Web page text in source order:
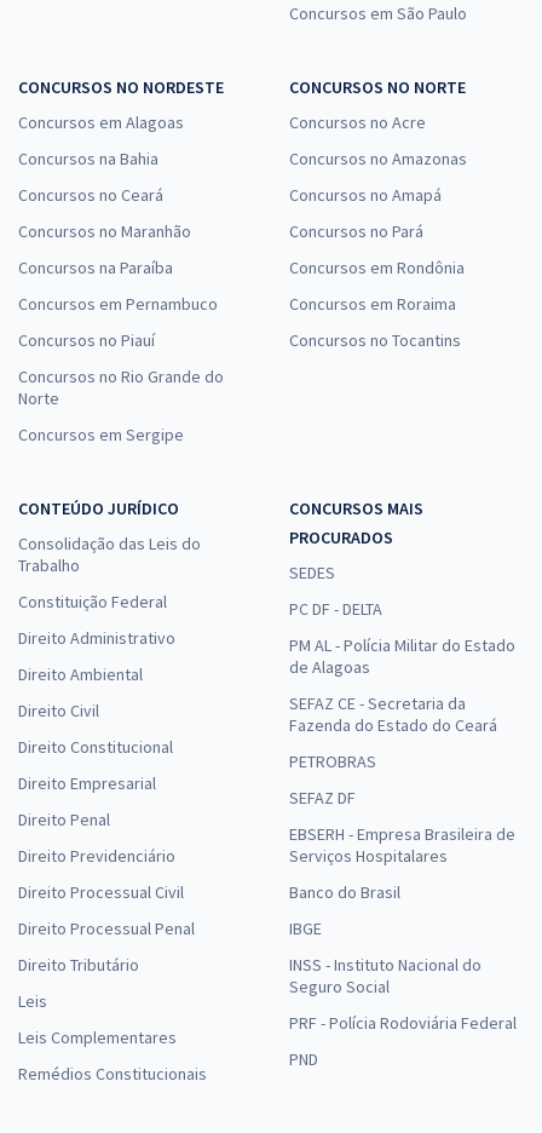
Concursos em São Paulo
CONCURSOS NO NORDESTE
Concursos em Alagoas
Concursos na Bahia
Concursos no Ceará
Concursos no Maranhão
Concursos na Paraíba
Concursos em Pernambuco
Concursos no Piauí
Concursos no Rio Grande do
Norte
Concursos em Sergipe
CONCURSOS NO NORTE
Concursos no Acre
Concursos no Amazonas
Concursos no Amapá
Concursos no Pará
Concursos em Rondônia
Concursos em Roraima
Concursos no Tocantins
CONTEÚDO JURÍDICO
Consolidação das Leis do
Trabalho
Constituição Federal
Direito Administrativo
Direito Ambiental
Direito Civil
Direito Constitucional
Direito Empresarial
Direito Penal
Direito Previdenciário
Direito Processual Civil
Direito Processual Penal
Direito Tributário
Leis
Leis Complementares
Remédios Constitucionais
CONCURSOS MAIS
PROCURADOS
SEDES
PC DF - DELTA
PM AL - Polícia Militar do Estado
de Alagoas
SEFAZ CE - Secretaria da
Fazenda do Estado do Ceará
PETROBRAS
SEFAZ DF
EBSERH - Empresa Brasileira de
Serviços Hospitalares
Banco do Brasil
IBGE
INSS - Instituto Nacional do
Seguro Social
PRF - Polícia Rodoviária Federal
PND